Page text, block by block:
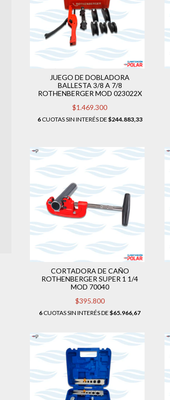
JUEGO DE DOBLADORA
BALLESTA 3/8 A 7/8
ROTHENBERGER MOD 023022X
$1.469.300
6CUOTAS SIN INTERÉS DE $244.883,33
CORTADORA DE CAÑO
ROTHENBERGER SUPER 1 1/4
MOD 70040
$395.800
6CUOTAS SIN INTERÉS DE$65.966,67